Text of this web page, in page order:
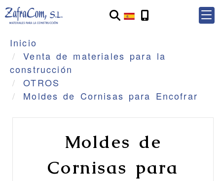
Inicio
Venta de materiales para la
construcción
OTROS
Moldes de Cornisas para Encofrar
Moldes de
Cornisas para